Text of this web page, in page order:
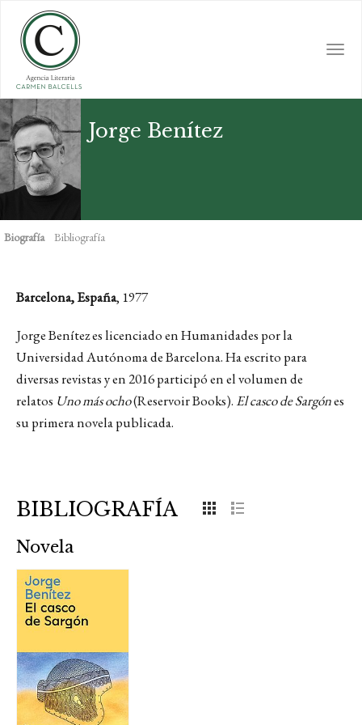
main
content
Jorge Benítez
Biografía Bibliografía
Barcelona, España, 1977
Jorge Benítez es licenciado en Humanidades por la
Universidad Autónoma de Barcelona. Ha escrito para
diversas revistas y en 2016 participó en el volumen de
relatos Uno más ocho(Reservoir Books). El casco de Sargónes
su primera novela publicada.
BIBLIOGRAFÍA
Novela